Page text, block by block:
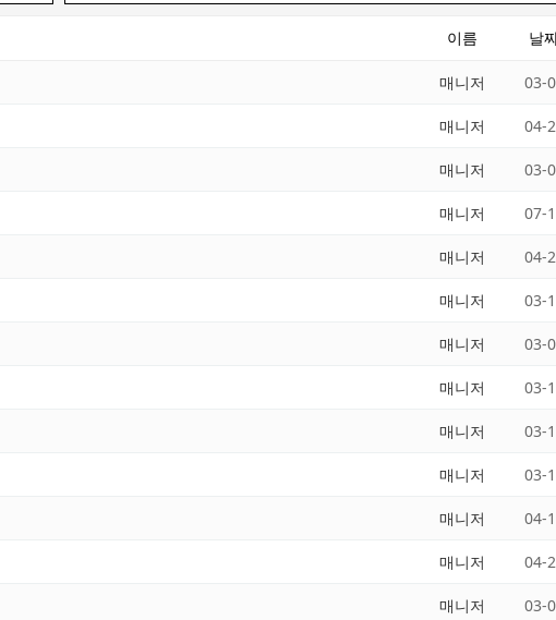
이름 날
매니저 03-
매니저 04-
매니저 03-
매니저 07-
매니저 04-
매니저 03-
매니저 03-
매니저 03-
매니저 03-
매니저 03-
매니저 04-
매니저 04-
매니저 03-